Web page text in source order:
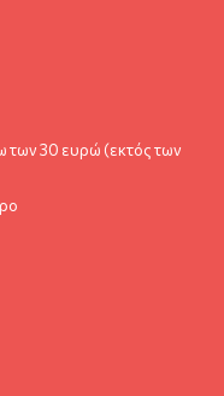
των 30 ευρώ (εκτός των